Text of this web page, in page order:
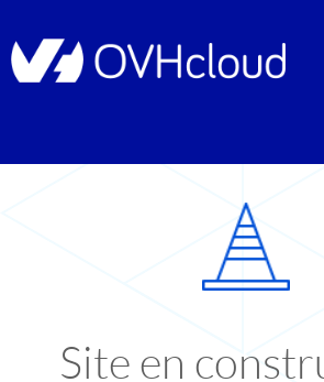
Site en